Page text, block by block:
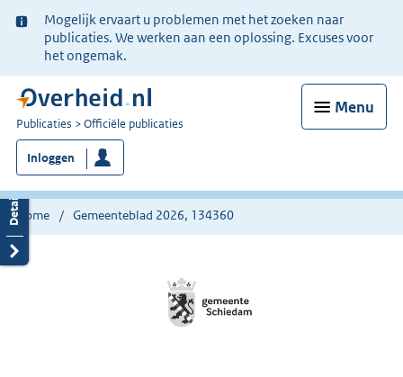
Ter
informatie:
Mogelijk ervaart u problemen met het zoeken naar
publicaties. We werken aan een oplossing. Excuses voor
het ongemak.
Menu
U
bent
nu
hier:
Publicaties Officiële publicaties
Inloggen
Home Gemeenteblad 2026, 134360